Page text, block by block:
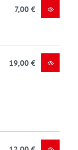
7,00 €
19,00 €